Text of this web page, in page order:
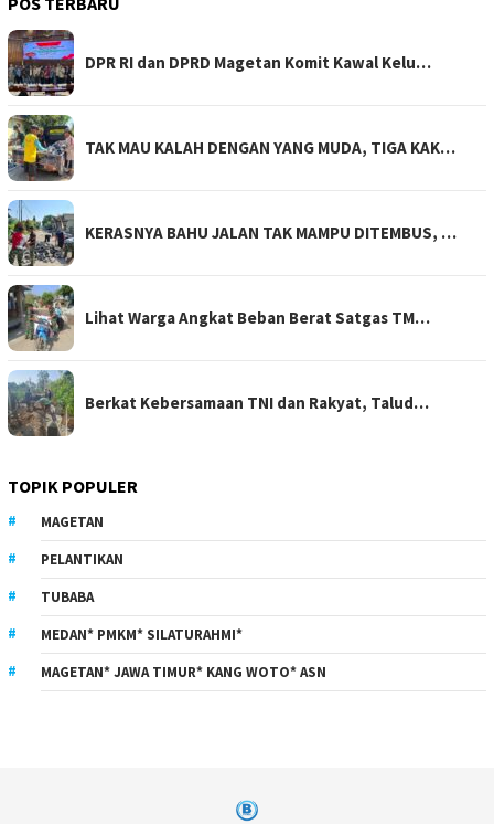
DPR RI dan DPRD Magetan Komit Kawal Kelu…
TAK MAU KALAH DENGAN YANG MUDA, TIGA KAK…
KERASNYA BAHU JALAN TAK MAMPU DITEMBUS, …
Lihat Warga Angkat Beban Berat Satgas TM…
Berkat Kebersamaan TNI dan Rakyat, Talud…
TOPIK POPULER
MAGETAN
PELANTIKAN
TUBABA
MEDAN* PMKM* SILATURAHMI*
MAGETAN* JAWA TIMUR* KANG WOTO* ASN